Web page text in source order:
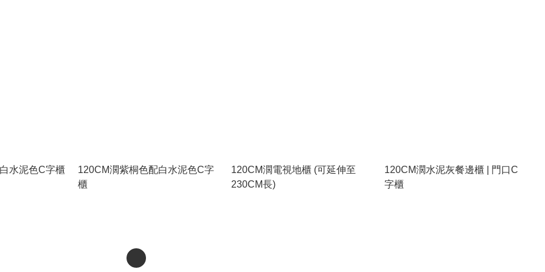
水泥色C字櫃
120CM濶紫桐色配白水泥色C字
櫃
120CM濶電視地櫃 (可延伸至
230CM長)
120CM濶水泥灰餐邊櫃 | 門口C
字櫃